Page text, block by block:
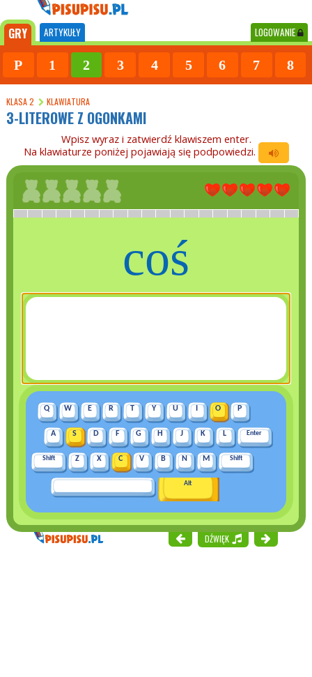
GRY ARTYKUŁY LOGOWANIE
P 1 2 3 4 5 6 7 8
KLASA 2 KLAWIATURA
3-LITEROWE Z OGONKAMI
Wpisz wyraz i zatwierdź klawiszem enter.
Na klawiaturze poniżej pojawiają się podpowiedzi.
coś
Q W E R T Y U O P
A S D F G H J K L Enter
Shift Z X C V B N M Shift
Alt
DŹWIĘK